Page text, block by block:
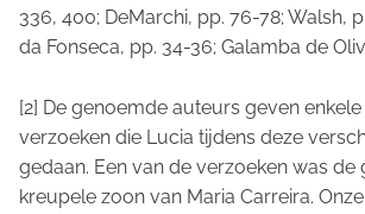
336, 400; DeMarchi, pp. 76-78; Walsh,
da Fonseca, pp. 34-36; Galamba de
[2] De genoemde auteurs geven
verzoeken die Lucia tijdens deze
gedaan. Een van de verzoeken was de
kreupele zoon van Maria Carreira.